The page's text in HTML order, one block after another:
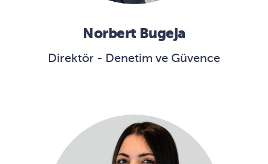
Norbert Bugeja
Direktör - Denetim ve Güvence